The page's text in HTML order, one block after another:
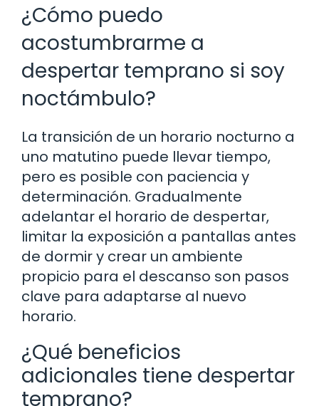
¿Cómo puedo
acostumbrarme a
despertar temprano si soy
noctámbulo?
La transición de un horario nocturno a
uno matutino puede llevar tiempo,
pero es posible con paciencia y
determinación. Gradualmente
adelantar el horario de despertar,
limitar la exposición a pantallas antes
de dormir y crear un ambiente
propicio para el descanso son pasos
clave para adaptarse al nuevo
horario.
¿Qué beneficios
adicionales tiene despertar
temprano?